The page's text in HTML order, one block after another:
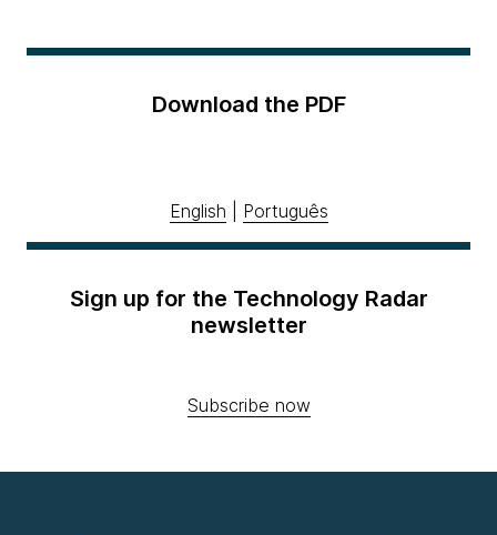
Download the PDF
English Português
Sign up for the Technology Radar
newsletter
Subscribe now